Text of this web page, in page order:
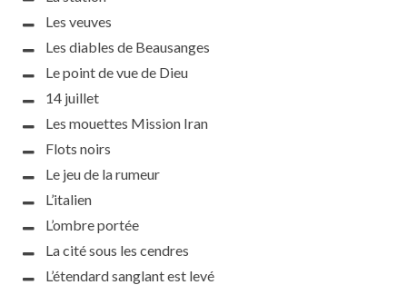
Les veuves
Les diables de Beausanges
Le point de vue de Dieu
14 juillet
Les mouettes Mission Iran
Flots noirs
Le jeu de la rumeur
L’italien
L’ombre portée
La cité sous les cendres
L’étendard sanglant est levé